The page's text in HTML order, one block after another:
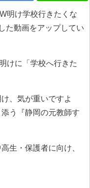
明け学校行きたくな
た動画をアップしてい
けに「学校へ行きた
、気が重いですよ
う『静岡の元教師す
生・保護者に向け、